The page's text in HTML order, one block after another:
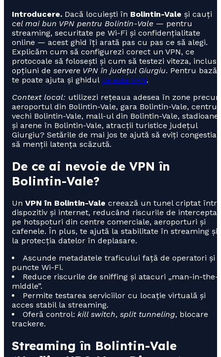
Introducere. Dacă locuiești în Bolintin-Vale și cauți
cel mai bun VPN pentru Bolintin-Vale — pentru
streaming, securitate pe Wi-Fi și confidențialitate
online — acest ghid îți arată pas cu pas ce să alegi.
Explicăm cum să configurezi corect un VPN, ce
protocoale să folosești și cum să testezi viteza,
opțiuni de servere VPN în județul Giurgiu. Pentru bază
te poate ajuta și ghidul ce este VPN.
Context local: utilizezi rețeaua adesea în zone
aeroportul din Bolintin-Vale, gara Bolintin-Vale, centrul
vechi Bolintin-Vale, mall-ul din Bolintin-Vale, stadioane
și arene în Bolintin-Vale, atracții turistice județul
Giurgiu? Setările de mai jos te ajută să eviți congestia
să menții latența scăzută.
De ce ai nevoie de VPN în
Bolintin-Vale?
Un VPN în Bolintin-Vale creează un tunel criptat între
dispozitiv și internet, reducând riscurile de
pe hotspoturi din centre comerciale, aeroporturi și
cafenele. În plus, te ajută la stabilitate în streaming și
la protecția datelor în deplasare.
Ascunde metadatele traficului față de operatori și
puncte Wi-Fi.
Reduce riscurile de sniffing și atacuri „man-in-the-
middle”.
Permite testarea serviciilor cu locație virtuală și
acces stabil la streaming.
Oferă control: kill switch, split tunneling, blocare
trackere.
Streaming în Bolintin-Vale